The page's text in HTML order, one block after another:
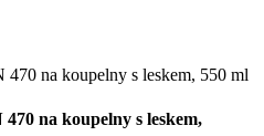
na koupelny s leskem,